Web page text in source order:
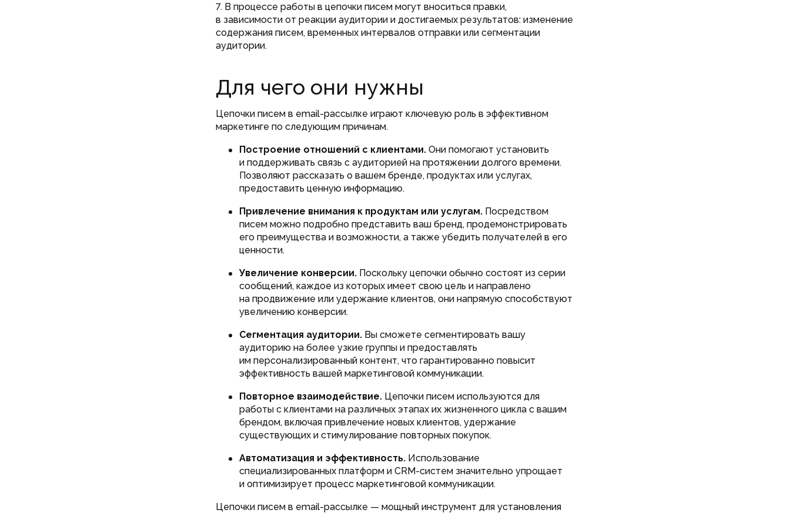
7. В процессе работы в цепочки писем могут вноситься правки,
в зависимости от реакции аудитории и достигаемых результатов: изменение
содержания писем, временных интервалов отправки или сегментации
аудитории.
Для чего они нужны
Цепочки писем в email-рассылке играют ключевую роль в эффективном
маркетинге по следующим причинам.
Построение отношений с клиентами. Они помогают установить
и поддерживать связь с аудиторией на протяжении долгого времени.
Позволяют рассказать о вашем бренде, продуктах или услугах,
предоставить ценную информацию.
Привлечение внимания к продуктам или услугам. Посредством
писем можно подробно представить ваш бренд, продемонстрировать
его преимущества и возможности, а также убедить получателей в его
ценности.
Увеличение конверсии. Поскольку цепочки обычно состоят из серии
сообщений, каждое из которых имеет свою цель и направлено
на продвижение или удержание клиентов, они напрямую способствуют
увеличению конверсии.
Сегментация аудитории. Вы сможете сегментировать вашу
аудиторию на более узкие группы и предоставлять
им персонализированный контент, что гарантированно повысит
эффективность вашей маркетинговой коммуникации.
Повторное взаимодействие. Цепочки писем используются для
работы с клиентами на различных этапах их жизненного цикла с вашим
брендом, включая привлечение новых клиентов, удержание
существующих и стимулирование повторных покупок.
Автоматизация и эффективность. Использование
специализированных платформ и CRM-систем значительно упрощает
и оптимизирует процесс маркетинговой коммуникации.
Цепочки писем в email-рассылке — мощный инструмент для установления